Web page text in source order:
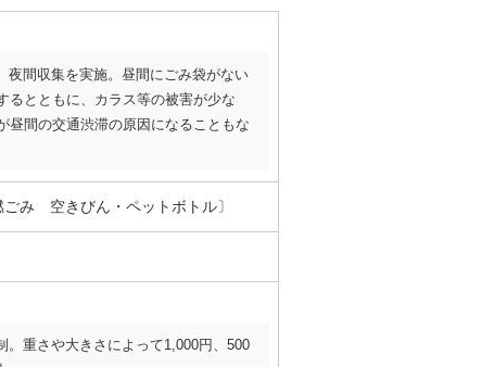
夜間収集を実施。昼間にごみ袋がない
るとともに、カラス等の被害が少な
昼間の交通渋滞の原因になることもな
み 空きびん・ペットボトル〕
。重さや大きさによって1,000円、500